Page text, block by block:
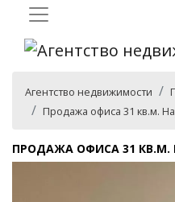
Агентство недвижимости
Продажа офиса 31 кв.м.
ПРОДАЖА ОФИСА 31 КВ.М.